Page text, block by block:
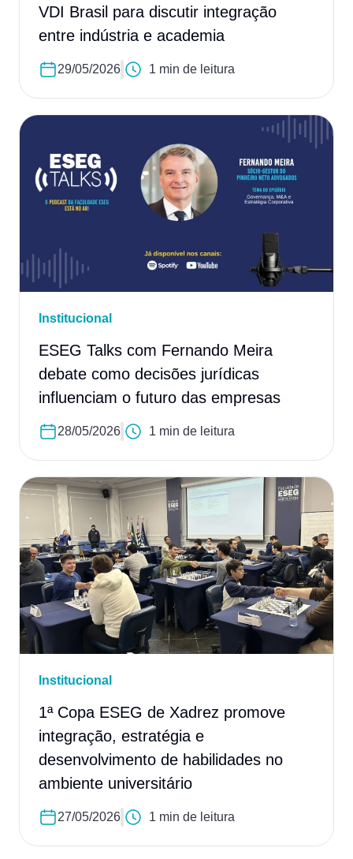
VDI Brasil para discutir integração
entre indústria e academia
29/05/2026 1 min de leitura
Institucional
ESEG Talks com Fernando Meira
debate como decisões jurídicas
influenciam o futuro das empresas
28/05/2026 1 min de leitura
Institucional
1ª Copa ESEG de Xadrez promove
integração, estratégia e
desenvolvimento de habilidades no
ambiente universitário
27/05/2026 1 min de leitura